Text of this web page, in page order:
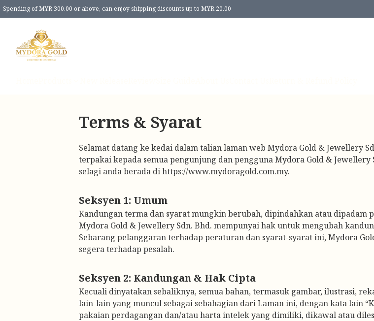
Spending of MYR 300.00 or above, can enjoy shipping discounts up to MYR 20.00
Terms & Syarat
Selamat datang ke kedai dalam talian laman web Mydora Gold & Jewellery
terpakai kepada semua pengunjung dan pengguna Mydora Gold &
selagi anda berada di https://www.mydoragold.com.my.
Seksyen 1: Umum
Kandungan terma dan syarat mungkin berubah, dipindahkan atau dipadam
Mydora Gold & Jewellery Sdn. Bhd. mempunyai hak untuk mengubah
Sebarang pelanggaran terhadap peraturan dan syarat-syarat ini, Mydora
segera terhadap pesalah.
Kecuali dinyatakan sebaliknya, semua bahan, termasuk gambar, ilustrasi,
lain-lain yang muncul sebagai sebahagian dari Laman ini, dengan kata lain
pakaian perdagangan dan/atau harta intelek yang dimiliki, dikawal atau